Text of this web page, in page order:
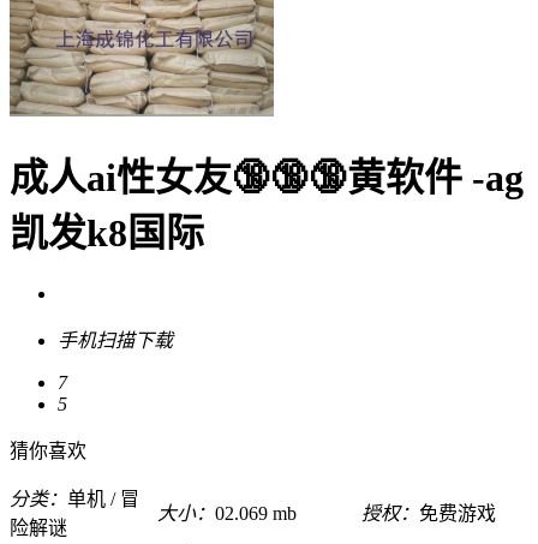
成人ai性女友🔞🔞🔞黄软件 -ag
凯发k8国际
手机扫描下载
7
5
猜你喜欢
分类： 单机 / 冒
险解谜
大小： 02.069 mb 授权： 免费游戏